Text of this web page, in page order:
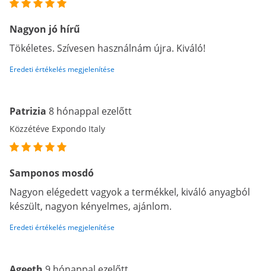
Nagyon jó hírű
Tökéletes. Szívesen használnám újra. Kiváló!
Eredeti értékelés megjelenítése
Patrizia 8 hónappal ezelőtt
Közzétéve Expondo Italy
Samponos mosdó
Nagyon elégedett vagyok a termékkel, kiváló anyagból
készült, nagyon kényelmes, ajánlom.
Eredeti értékelés megjelenítése